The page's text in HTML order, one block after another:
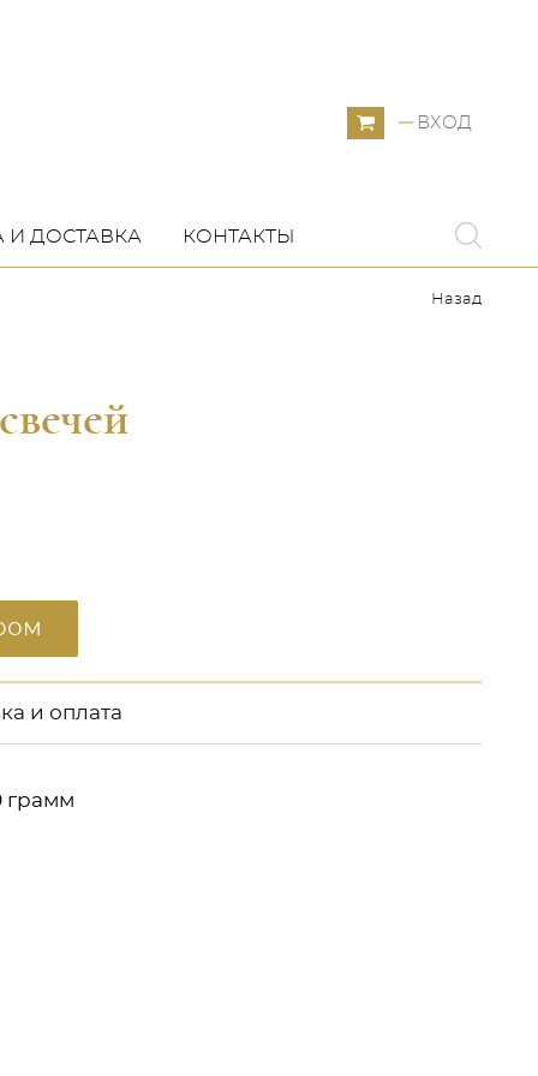
ВХОД
И ДОСТАВКА КОНТАКТЫ
Назад
и оплата
грамм